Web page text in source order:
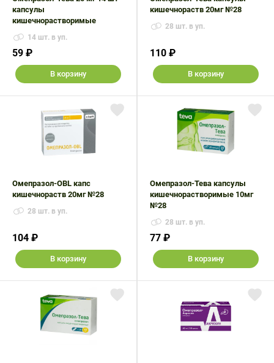
капсулы
кишечнорастворимые
14 шт. в уп.
59 ₽
В корзину
кишечнораств 20мг №28
28 шт. в уп.
110 ₽
В корзину
Омепразол-OBL капс
кишечнораств 20мг №28
28 шт. в уп.
104 ₽
В корзину
Омепразол-Тева капсулы
кишечнорастворимые 10мг
№28
28 шт. в уп.
77 ₽
В корзину